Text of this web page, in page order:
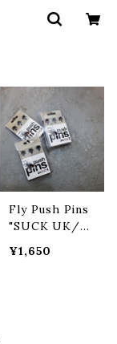
Fly Push Pins
"SUCK UK/サ
¥1,650